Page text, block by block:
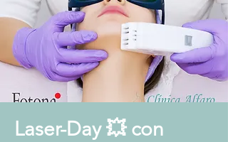
Laser-Day 💥 con